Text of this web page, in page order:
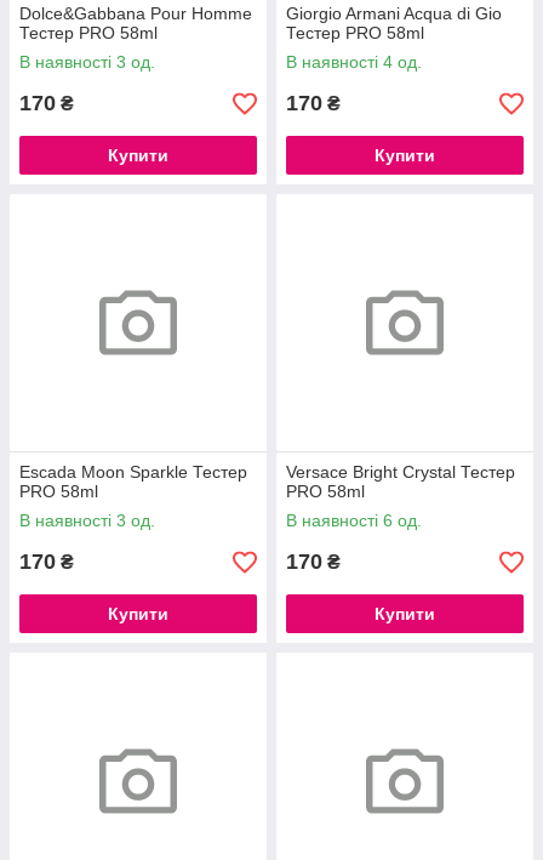
Dolce&Gabbana Pour Homme
Тестер PRO 58ml
В наявності 3 од.
170 ₴
Купити
Giorgio Armani Acqua di Gio
Тестер PRO 58ml
В наявності 4 од.
170 ₴
Купити
Escada Moon Sparkle Тестер
PRO 58ml
В наявності 3 од.
170 ₴
Купити
Versace Bright Crystal Тестер
PRO 58ml
В наявності 6 од.
170 ₴
Купити